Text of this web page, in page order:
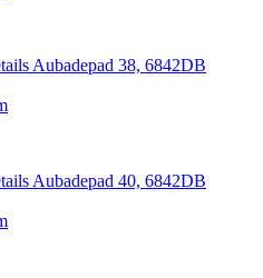
Aubadepad 38, 6842DB
Aubadepad 40, 6842DB